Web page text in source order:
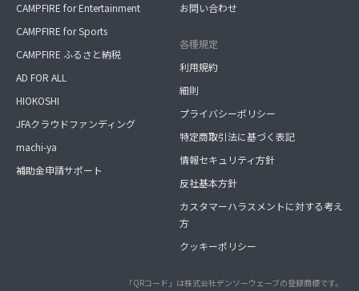
CAMPFIRE for Entertainment
CAMPFIRE for Sports
CAMPFIRE ふるさと納税
AD FOR ALL
HIOKOSHI
JFAクラウドファンディング
machi-ya
補助金申請サポート
お問い合わせ
各種規定
利用規約
細則
プライバシーポリシー
特定商取引法に基づく表記
情報セキュリティ方針
反社基本方針
カスタマーハラスメントに対する考え
方
クッキーポリシー
「QRコード」は株式会社デンソーウェーブの登録商標です。